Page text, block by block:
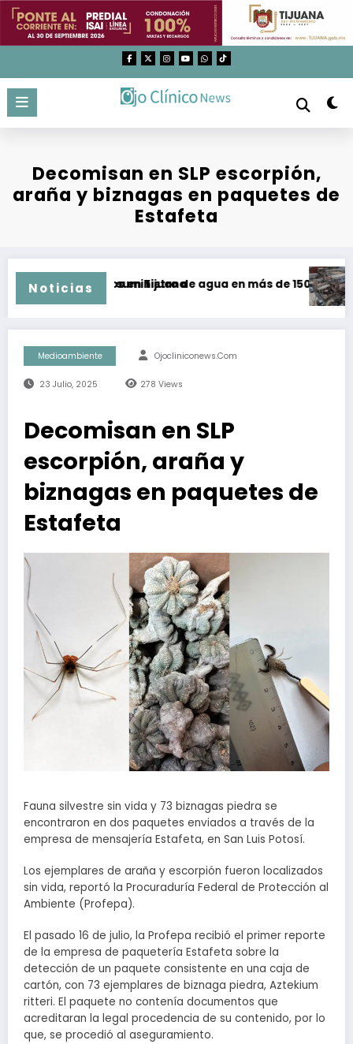
Saltar
contenido
Decomisan en SLP escorpión,
araña y biznagas en paquetes de
Estafeta
Noticias
tratos en Tijuana
de suministro de agua en más de 150 colonias de
Medioambiente Ojocliniconews.com
23 Julio, 2025 278 Views
Decomisan en SLP
escorpión, araña y
biznagas en paquetes de
Estafeta
Fauna silvestre sin vida y 73 biznagas piedra se
encontraron en dos paquetes enviados a través de la
empresa de mensajería Estafeta, en San Luis Potosí.
Los ejemplares de araña y escorpión fueron localizados
sin vida, reportó la Procuraduría Federal de Protección al
Ambiente (Profepa).
El pasado 16 de julio, la Profepa recibió el primer reporte
de la empresa de paquetería Estafeta sobre la
detección de un paquete consistente en una caja de
cartón, con 73 ejemplares de biznaga piedra, Aztekium
ritteri. El paquete no contenía documentos que
acreditaran la legal procedencia de su contenido, por lo
que, se procedió al aseguramiento.